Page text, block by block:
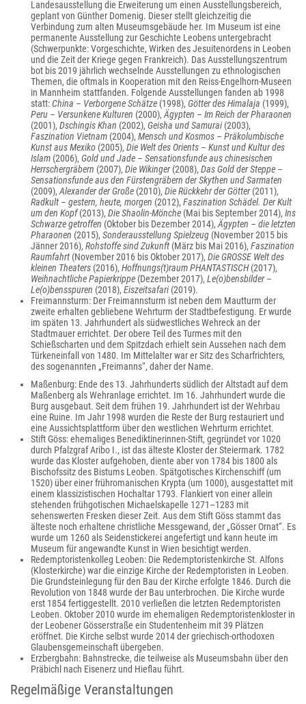
Landesausstellung die Erweiterung um einen Ausstellungsbereich,
geplant von Günther Domenig. Dieser stellt gleichzeitig die
Verbindung zum alten Museumsgebäude her. Im Museum ist eine
permanente Ausstellung zur Geschichte Leobens untergebracht
(Schwerpunkte: Vorgeschichte, Wirken des Jesuitenordens in Leoben
und die Zeit der Kriege gegen Frankreich). Das Ausstellungszentrum
bot bis 2019 jährlich wechselnde Ausstellungen zu ethnologischen
Themen, die oftmals in Kooperation mit den Reiss-Engelhorn-Museen
in Mannheim stattfanden. Folgende Ausstellungen fanden ab 1998
statt:China – Verborgene Schätze (1998), Götter des Himalaja (1999),
Peru – Versunkene Kulturen (2000), Ägypten – Im Reich der Pharaonen
(2001), Dschingis Khan (2002), Geisha und Samurai (2003),
Faszination Vietnam (2004), Mensch und Kosmos – Präkolumbische
Kunst aus Mexiko (2005), Die Welt des Orients – Kunst und Kultur des
Islam (2006), Gold und Jade – Sensationsfunde aus chinesischen
Herrschergräbern (2007), Die Wikinger(2008), Das Gold der Steppe –
Sensationsfunde aus den Fürstengräbern der Skythen und Sarmaten
(2009), Alexander der Große (2010), Die Rückkehr der Götter(2011),
Radkult – gestern, heute, morgen (2012), Faszination Schädel. Der Kult
um den Kopf(2013), Die Shaolin-Mönche (Mai bis September 2014), Ins
Schwarze getroffen (Oktober bis Dezember 2014), Ägypten – die letzten
Pharaonen (2015), Sonderausstellung Spielzeug (November 2015 bis
Jänner 2016), Rohstoffe sind Zukunft (März bis Mai 2016), Faszination
Raumfahrt (November 2016 bis Oktober 2017), Die GROSSE Welt des
kleinen Theaters (2016), Hoffnungs(t)raum PHANTASTISCH(2017),
Weihnachtliche Papierkrippe (Dezember 2017), Le(o)bensbilder –
Le(o)bensspuren (2018), Eiszeitsafari (2019).
Freimannsturm: Der Freimannsturm ist neben dem Mautturm der
zweite erhalten gebliebene Wehrturm der Stadtbefestigung. Er wurde
im späten 13. Jahrhundert als südwestliches Wehreck an der
Stadtmauer errichtet. Der obere Teil des Turmes mit den
Schießscharten und dem Spitzdach erhielt sein Aussehen nach dem
Türkeneinfall von 1480. Im Mittelalter war er Sitz des Scharfrichters,
des sogenannten „Freimanns“, daher der Name.
Maßenburg: Ende des 13. Jahrhunderts südlich der Altstadt auf dem
Maßenberg als Wehranlage errichtet. Im 16. Jahrhundert wurde die
Burg ausgebaut. Seit dem frühen 19. Jahrhundert ist der Wehrbau
eine Ruine. Im Jahr 1998 wurden die Reste der Burg restauriert und
eine Aussichtsplattform über den westlichen Wehrturm errichtet.
Stift Göss: ehemaliges Benediktinerinnen-Stift, gegründet vor 1020
durch Pfalzgraf Aribo I., ist das älteste Kloster der Steiermark. 1782
wurde das Kloster aufgehoben, diente aber von 1784 bis 1800 als
Bischofssitz des Bistums Leoben. Spätgotisches Kirchenschiff (um
1520) über einer frühromanischen Krypta (um 1000), ausgestattet mit
einem klassizistischen Hochaltar 1793. Flankiert von einer allein
stehenden frühgotischen Michaelskapelle 1271–1283 mit
sehenswerten Fresken dieser Zeit. Aus dem Stift Göss stammt das
älteste noch erhaltene christliche Messgewand, der „Gösser Ornat“. Es
wurde um 1260 als Seidenstickerei angefertigt und kann heute im
Museum für angewandte Kunst in Wien besichtigt werden.
Redemptoristenkolleg Leoben: Die Redemptoristenkirche St. Alfons
(Klosterkirche) war die einzige Kirche der Redemptoristen in Leoben.
Die Grundsteinlegung für den Bau der Kirche erfolgte 1846. Durch die
Revolution von 1848 wurde der Bau unterbrochen. Die Kirche wurde
erst 1854 fertiggestellt. 2010 verließen die letzten Redemptoristen
Leoben. Oktober 2010 wurde im ehemaligen Redemptoristenkloster in
der Leobener Gösserstraße ein Studentenheim mit 39 Plätzen
eröffnet. Die Kirche selbst wurde 2014 der griechisch-orthodoxen
Glaubensgemeinschaft übergeben.
Erzbergbahn: Bahnstrecke, die teilweise als Museumsbahn über den
Präbichl nach Eisenerz und Hieflau führt.
Regelmäßige Veranstaltungen